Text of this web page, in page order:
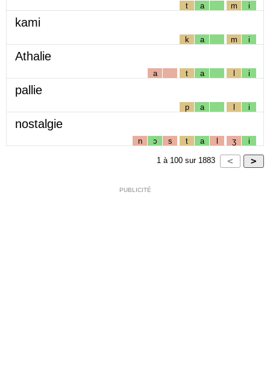
t a m i
kami
k a m i
Athalie
a t a l i
pallie
p a l i
nostalgie
n ɔ s t a l ʒ i
1 à 100 sur 1883
PUBLICITÉ